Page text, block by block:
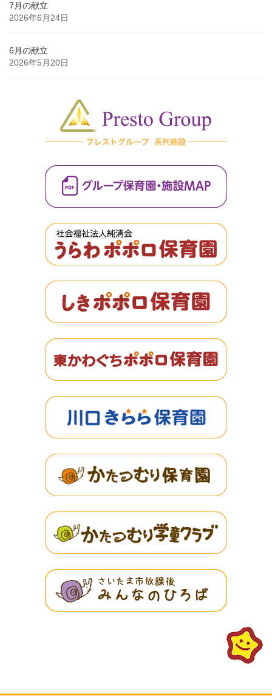
7月の献立
2026年6月24日
6月の献立
2026年5月20日